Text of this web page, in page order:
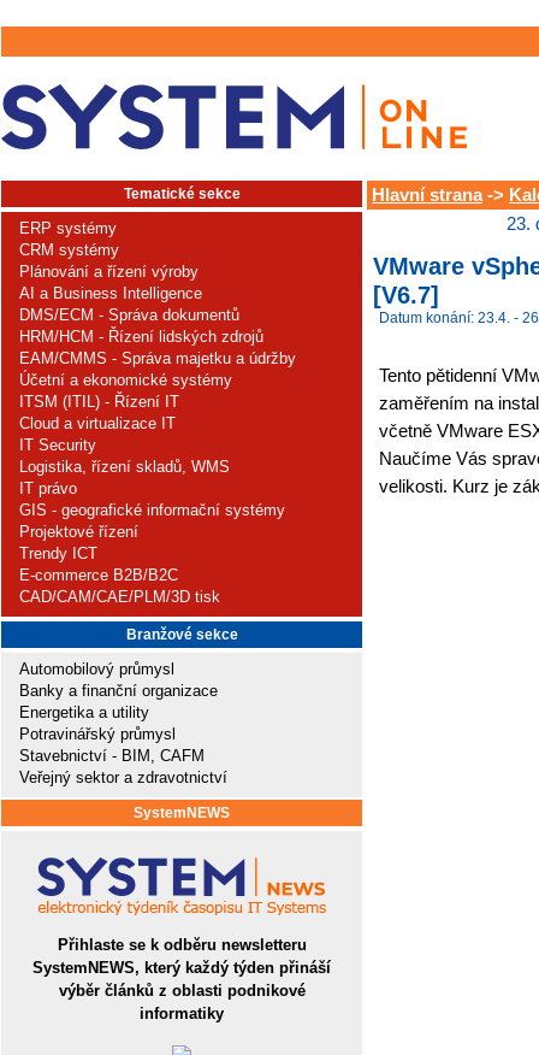
Tematické sekce
ERP systémy
CRM systémy
Plánování a řízení výroby
AI a Business Intelligence
DMS/ECM - Správa dokumentů
HRM/HCM - Řízení lidských zdrojů
EAM/CMMS - Správa majetku a údržby
Účetní a ekonomické systémy
ITSM (ITIL) - Řízení IT
Cloud a virtualizace IT
IT Security
Logistika, řízení skladů, WMS
IT právo
GIS - geografické informační systémy
Projektové řízení
Trendy ICT
E-commerce B2B/B2C
CAD/CAM/CAE/PLM/3D tisk
Branžové sekce
Automobilový průmysl
Banky a finanční organizace
Energetika a utility
Potravinářský průmysl
Stavebnictví - BIM, CAFM
Veřejný sektor a zdravotnictví
SystemNEWS
Přihlaste se k odběru newsletteru
SystemNEWS, který každý týden přináší
výběr článků z oblasti podnikové
informatiky
Hlavní strana->
23.
VMware
[V6.7]
Datum konání: 23.4. -
Tento pětidenní
zaměřením na
včetně VMware
Naučíme Vás
velikosti. Kurz je